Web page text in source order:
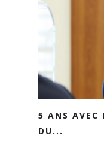
5 ANS AVEC
DU...